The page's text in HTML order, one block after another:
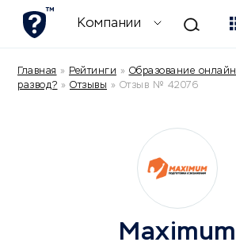
Компании
Главная » Рейтинги » Образование онлайн
развод? » Отзывы » Отзыв № 42076
Maximum